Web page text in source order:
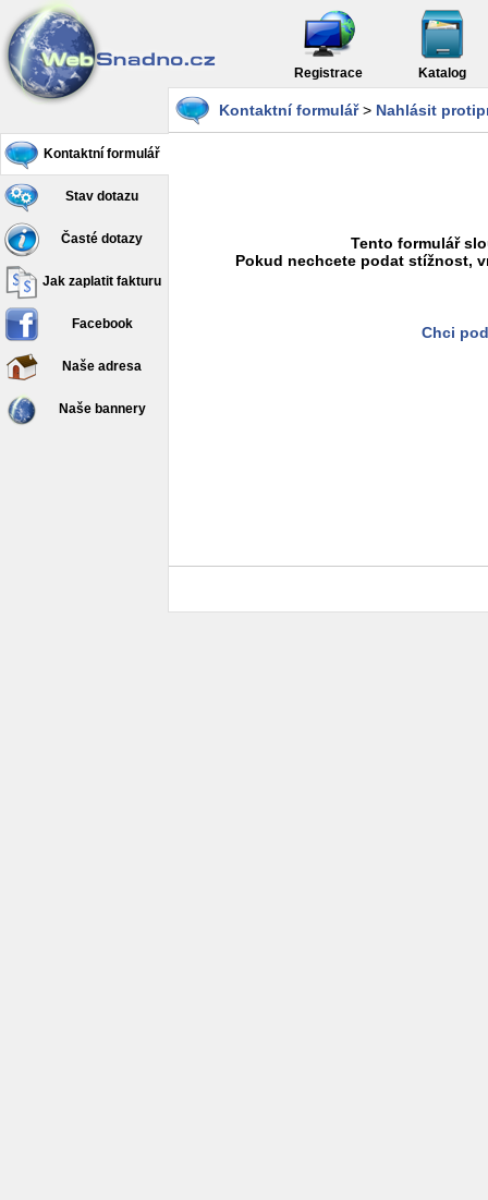
Registrace Katalog
Kontaktní formulář
Stav dotazu
Časté dotazy
Jak zaplatit fakturu
Facebook
Naše adresa
Naše bannery
Kontaktní formulář> Nahlásit
Tento formulář
Pokud nechcete podat stížnost,
Chci